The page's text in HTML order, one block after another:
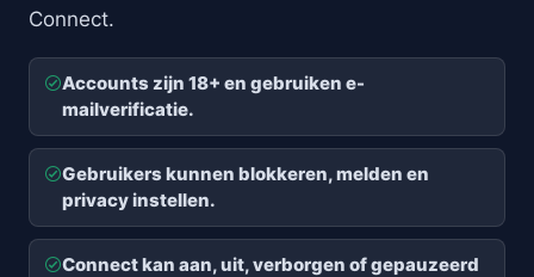
Connect.
Accounts zijn 18+ en gebruiken e-
mailverificatie.
Gebruikers kunnen blokkeren, melden en
privacy instellen.
Connect kan aan, uit, verborgen of gepauzeerd